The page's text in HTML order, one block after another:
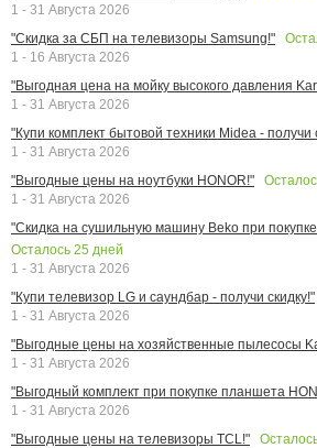
1 - 31 Августа 2026
"Скидка за СБП на телевизоры Samsung!"
1 - 16 Августа 2026
"Выгодная цена на мойку высокого давления
1 - 31 Августа 2026
"Купи комплект бытовой техники Midea - получи
1 - 31 Августа 2026
"Выгодные цены на ноутбуки HONOR!"
1 - 31 Августа 2026
"Скидка на сушильную машину Beko при
Осталось 25 дней
1 - 31 Августа 2026
"Купи телевизор LG и саундбар - получи скидку!"
1 - 31 Августа 2026
"Выгодные цены на хозяйственные пылесосы
1 - 31 Августа 2026
"Выгодный комплект при покупке планшета
1 - 31 Августа 2026
"Выгодные цены на телевизоры TCL!"